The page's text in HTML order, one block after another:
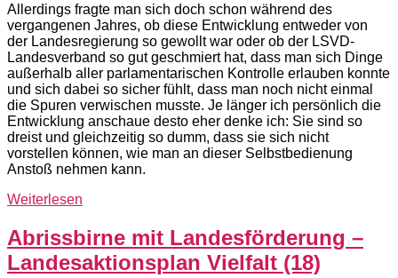
Allerdings fragte man sich doch schon während des
vergangenen Jahres, ob diese Entwicklung entweder von
der Landesregierung so gewollt war oder ob der LSVD-
Landesverband so gut geschmiert hat, dass man sich Dinge
außerhalb aller parlamentarischen Kontrolle erlauben konnte
und sich dabei so sicher fühlt, dass man noch nicht einmal
die Spuren verwischen musste. Je länger ich persönlich die
Entwicklung anschaue desto eher denke ich: Sie sind so
dreist und gleichzeitig so dumm, dass sie sich nicht
vorstellen können, wie man an dieser Selbstbedienung
Anstoß nehmen kann.
Weiterlesen
Abrissbirne mit Landesförderung –
Landesaktionsplan Vielfalt (18)